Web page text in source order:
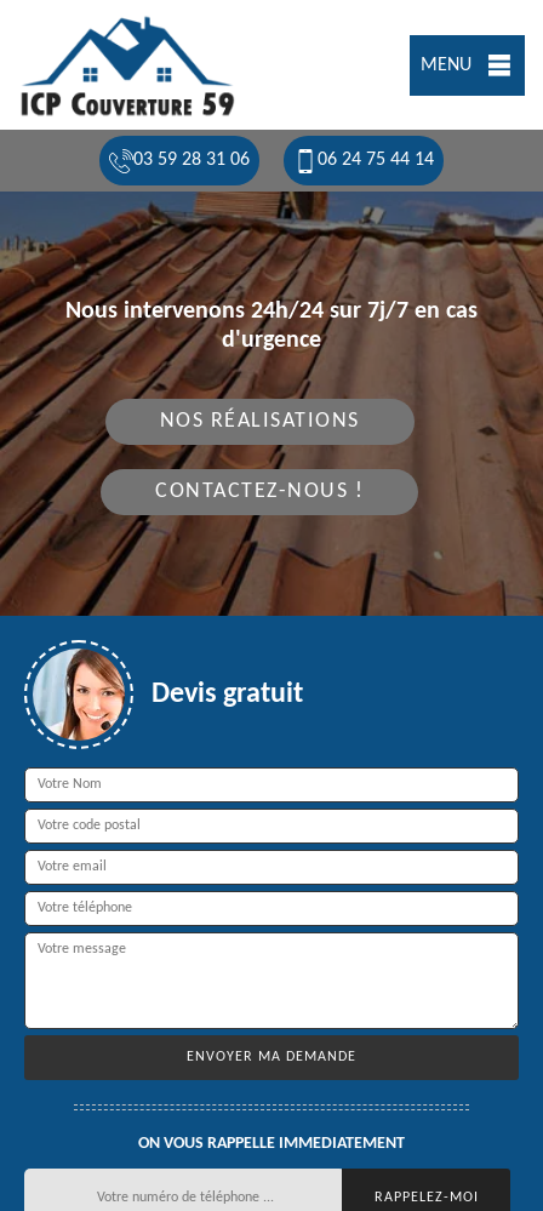
MENU
03 59 28 31 06 06 24 75 44 14
Nous intervenons 24h/24 sur 7j/7 en cas
d'urgence
NOS RÉALISATIONS
CONTACTEZ-NOUS !
Devis gratuit
ON VOUS RAPPELLE IMMEDIATEMENT